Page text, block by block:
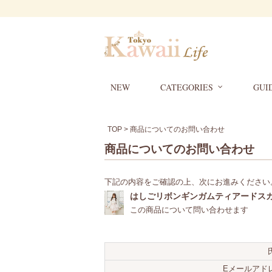
NEW CATEGORIES
TOP > 商品についてのお問い合わせ
商品についてのお問い合わせ
下記の内容をご確認の上、次にお進みください
はしごリボンギンガムティアードス
この商品について問い合わせます
Eメールアド